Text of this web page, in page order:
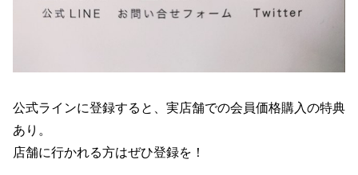
公式ラインに登録すると、実店舗での会員価格購入の特典
あり。
店舗に行かれる方はぜひ登録を！